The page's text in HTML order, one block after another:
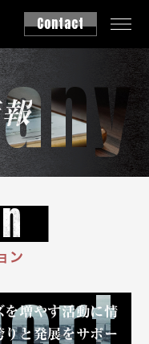
Contact
ン
を増やす活動に情
と発展をサポー